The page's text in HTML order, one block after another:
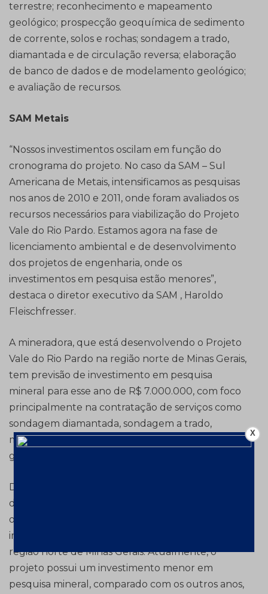
terrestre; reconhecimento e mapeamento
geológico; prospecção geoquímica de sedimento
de corrente, solos e rochas; sondagem a trado,
diamantada e de circulação reversa; elaboração
de banco de dados e de modelamento geológico;
e avaliação de recursos.
SAM Metais
“Nossos investimentos oscilam em função do
cronograma do projeto. No caso da SAM – Sul
Americana de Metais, intensificamos as pesquisas
nos anos de 2010 e 2011, onde foram avaliados os
recursos necessários para viabilização do Projeto
Vale do Rio Pardo. Estamos agora na fase de
licenciamento ambiental e de desenvolvimento
dos projetos de engenharia, onde os
investimentos em pesquisa estão menores”,
destaca o diretor executivo da SAM , Haroldo
Fleischfresser.
A mineradora, que está desenvolvendo o Projeto
Vale do Rio Pardo na região norte de Minas Gerais,
tem previsão de investimento em pesquisa
mineral para esse ano de R$ 7.000.000, com foco
principalmente na contratação de serviços como
sondagem diamantada, sondagem a trado,
mapeamento geológico e amostragem
geoquímica de rochas.
De acordo com Fleischfresser, os principais
desafios enfrentados até o momento foram a
obtenção das licenças ambientais necessárias à
implantação e o baixo teor do minério de ferro da
região norte de Minas Gerais. Atualmente, o
projeto possui um investimento menor em
pesquisa mineral, comparado com os outros anos,
X